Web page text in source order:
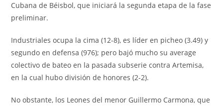
Cubana de Béisbol, que iniciará la segunda etapa de la fase
preliminar.
Industriales ocupa la cima (12-8), es líder en picheo (3.49) y
segundo en defensa (976); pero bajó mucho su average
colectivo de bateo en la pasada subserie contra Artemisa,
en la cual hubo división de honores (2-2).
No obstante, los Leones del menor Guillermo Carmona, que